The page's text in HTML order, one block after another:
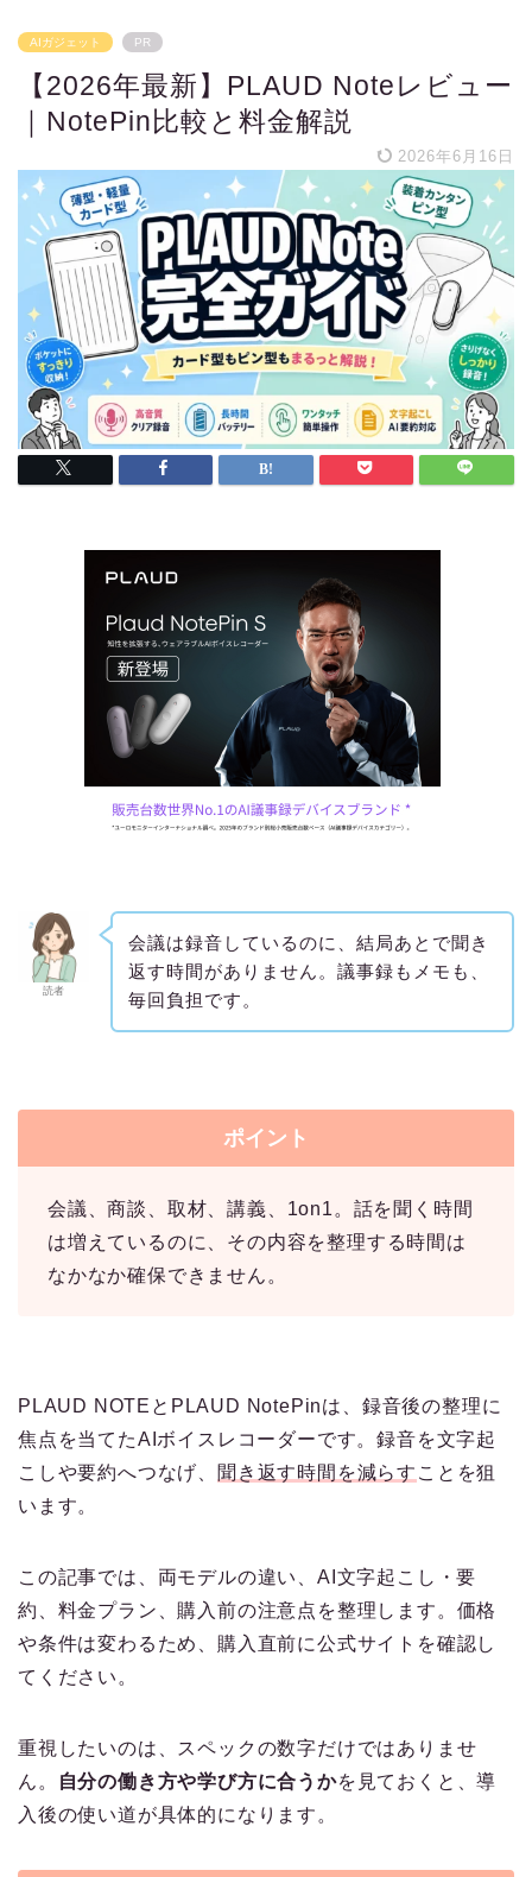
AIガジェット PR
【2026年最新】PLAUD Noteレビュー
｜NotePin比較と料金解説
2026年6月16日
読者
会議は録音しているのに、結局あとで聞き
返す時間がありません。議事録もメモも、
毎回負担です。
ポイント
会議、商談、取材、講義、1on1。話を聞く時間
は増えているのに、その内容を整理する時間は
なかなか確保できません。
PLAUD NOTEとPLAUD NotePinは、録音後の整理に
焦点を当てたAIボイスレコーダーです。録音を文字起
こしや要約へつなげ、 聞き返す時間を減らす ことを狙
います。
この記事では、両モデルの違い、AI文字起こし・要
約、料金プラン、購入前の注意点を整理します。価格
や条件は変わるため、購入直前に公式サイトを確認し
てください。
重視したいのは、スペックの数字だけではありませ
ん。
自分の働き方や学び方に合うかを見ておくと、導
入後の使い道が具体的になります。